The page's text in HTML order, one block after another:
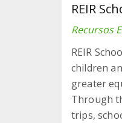
REIR
Recursos
REIR
children
greater
Through
trips,